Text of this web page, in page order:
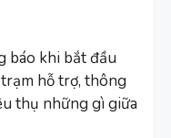
báo khi bắt đầu
hỗ trợ, thông
thụ những gì giữa